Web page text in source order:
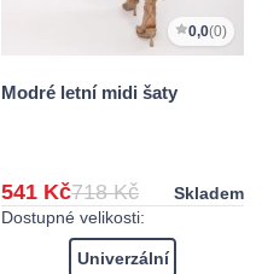
0,0(0)
Modré letní midi šaty
541 Kč718 Kč
Skladem
Dostupné velikosti:
Univerzální